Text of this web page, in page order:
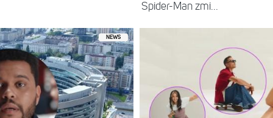
Spider-Man zmi...
NEWS